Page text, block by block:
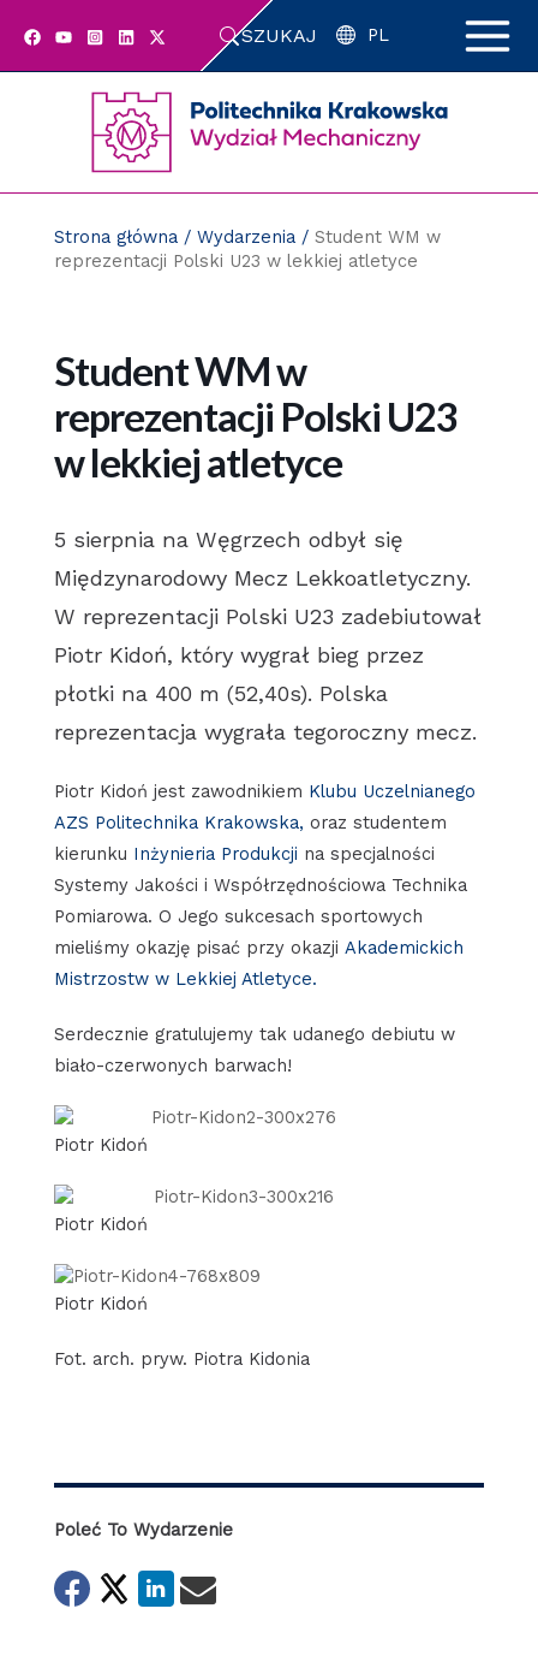
SZUKAJ PL
Strona główna/ Wydarzenia/ Student WM w
reprezentacji Polski U23 w lekkiej atletyce
Student WM w
reprezentacji Polski U23
w lekkiej atletyce
5 sierpnia na Węgrzech odbył się
Międzynarodowy Mecz Lekkoatletyczny.
W reprezentacji Polski U23 zadebiutował
Piotr Kidoń, który wygrał bieg przez
płotki na 400 m (52,40s). Polska
reprezentacja wygrała tegoroczny mecz.
Piotr Kidoń jest zawodnikiem Klubu Uczelnianego
AZS Politechnika Krakowska, oraz studentem
kierunku Inżynieria Produkcji na specjalności
Systemy Jakości i Współrzędnościowa Technika
Pomiarowa. O Jego sukcesach sportowych
mieliśmy okazję pisać przy okazji Akademickich
Mistrzostw w Lekkiej Atletyce.
Serdecznie gratulujemy tak udanego debiutu w
biało-czerwonych barwach!
Piotr Kidoń
Piotr Kidoń
Piotr Kidoń
Fot. arch. pryw. Piotra Kidonia
Poleć To Wydarzenie